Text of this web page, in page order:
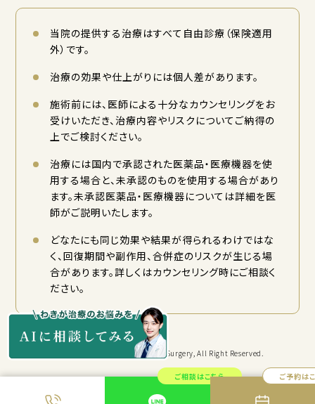
ご相談はこちら ご予約は
当院の提供する治療はすべて自由診療（保険適用
外）です。
治療の効果や仕上がりには個人差があります。
施術前には、医師による十分なカウンセリングをお
受けいただき、治療内容やリスクについてご納得の
上でご検討ください。
治療には国内で承認された医薬品・医療機器を使
用する場合と、未承認のものを使用する場合があり
ます。未承認医薬品・医療機器については詳細を医
師がご説明いたします。
どなたにも同じ効果や結果が得られるわけではな
く、回復期間や副作用、合併症のリスクが生じる場
合があります。詳しくはカウンセリング時にご相談く
ださい。
Copyright © KYORITSU Cosmetic Surgery, All Right Reserved.